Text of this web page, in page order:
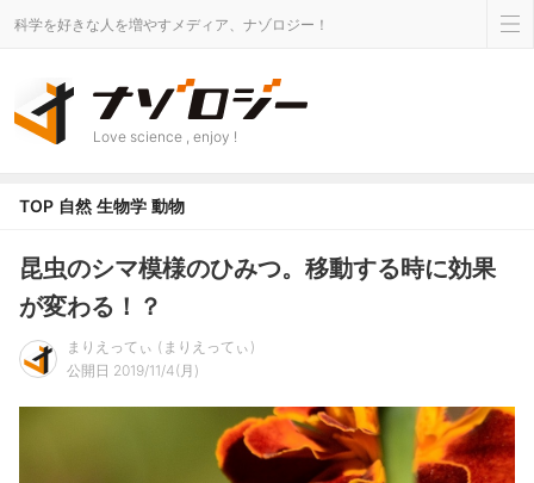
科学を好きな人を増やすメディア、ナゾロジー！
Love science , enjoy !
TOP 自然 生物学 動物
昆虫のシマ模様のひみつ。移動する時に効果
が変わる！？
まりえってぃ
まりえってぃ
公開日 2019/11/4(月)